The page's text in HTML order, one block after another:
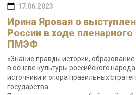
17.06.2023
Ирина Яровая о
России в ходе пленарного
ПМЭФ
«Знание правды истории,
в основе культуры российского
источники и опора правильных
государства.